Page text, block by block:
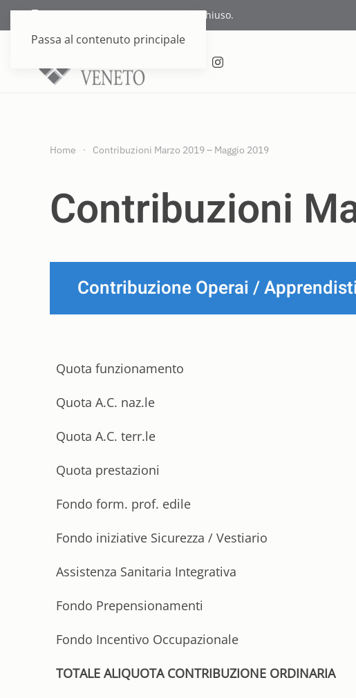
Passa al contenuto principale
Supporto telefonico attualmente chiuso.
Home Contribuzioni Marzo 2019 – Maggio 2019
Contribuzioni
Contribuzione Operai /
Quota funzionamento
Quota A.C. naz.le
Quota A.C. terr.le
Quota prestazioni
Fondo form. prof. edile
Fondo iniziative Sicurezza / Vestiario
Assistenza Sanitaria Integrativa
Fondo Prepensionamenti
Fondo Incentivo Occupazionale
TOTALE ALIQUOTA CONTRIBUZIONE ORDINARIA